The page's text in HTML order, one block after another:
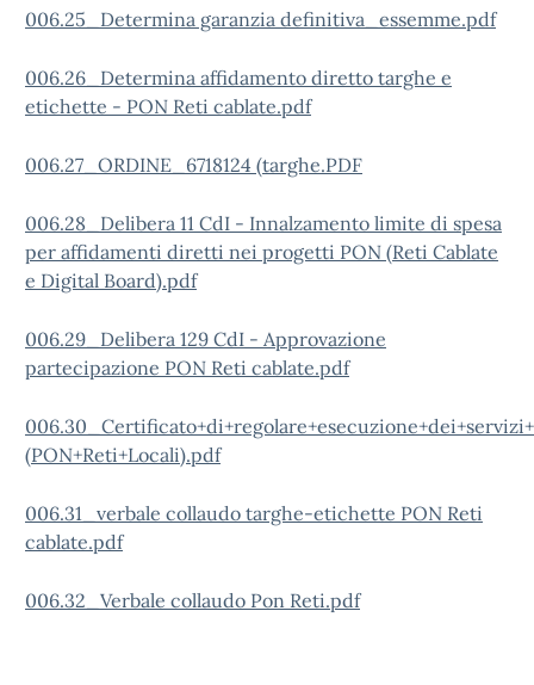
006.25_Determina garanzia definitiva_essemme.pdf
006.26_Determina affidamento diretto targhe e
etichette - PON Reti cablate.pdf
006.27_ORDINE_6718124 (targhe.PDF
006.28_Delibera 11 CdI - Innalzamento limite di spesa
per affidamenti diretti nei progetti PON (Reti Cablate
e Digital Board).pdf
006.29_Delibera 129 CdI - Approvazione
partecipazione PON Reti cablate.pdf
(PON+Reti+Locali).pdf
006.31_verbale collaudo targhe-etichette PON Reti
cablate.pdf
006.32_Verbale collaudo Pon Reti.pdf